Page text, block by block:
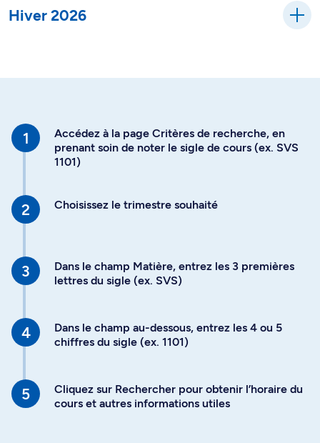
Hiver 2026
Accédez à la page Critères de recherche, en
prenant soin de noter le sigle de cours (ex. SVS
1101)
Choisissez le trimestre souhaité
Dans le champ Matière, entrez les 3 premières
lettres du sigle (ex. SVS)
Dans le champ au-dessous, entrez les 4 ou 5
chiffres du sigle (ex. 1101)
Cliquez sur Rechercher pour obtenir l’horaire du
cours et autres informations utiles